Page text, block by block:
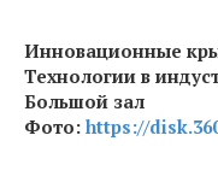
Инновационные
Технологии в
Большой зал
Фото: https://